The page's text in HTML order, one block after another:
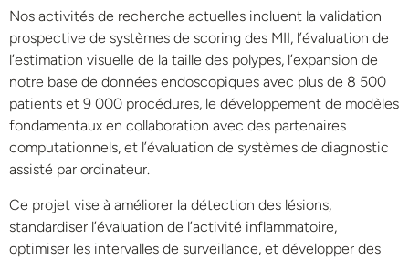
Nos activités de recherche actuelles incluent la validation
prospective de systèmes de scoring des MII, l’évaluation de
l’estimation visuelle de la taille des polypes, l’expansion de
notre base de données endoscopiques avec plus de 8 500
patients et 9 000 procédures, le développement de modèles
fondamentaux en collaboration avec des partenaires
computationnels, et l’évaluation de systèmes de diagnostic
assisté par ordinateur.
Ce projet vise à améliorer la détection des lésions,
standardiser l’évaluation de l’activité inflammatoire,
optimiser les intervalles de surveillance, et développer des